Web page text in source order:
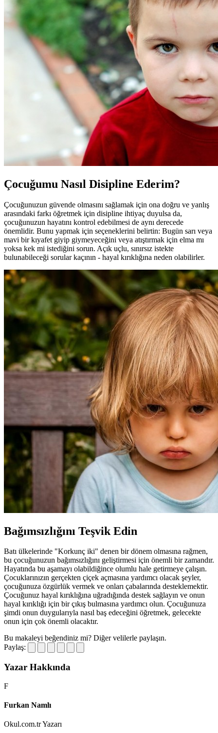
Çocuğumu Nasıl Disipline Ederim?
Çocuğunuzun güvende olmasını sağlamak için ona doğru ve yanlış
arasındaki farkı öğretmek için disipline ihtiyaç duyulsa da,
çocuğunuzun hayatını kontrol edebilmesi de aynı derecede
önemlidir. Bunu yapmak için seçeneklerini belirtin: Bugün sarı veya
mavi bir kıyafet giyip giymeyeceğini veya atıştırmak için elma mı
yoksa kek mi istediğini sorun. Açık uçlu, sınırsız istekte
bulunabileceği sorular kaçının - hayal kırıklığına neden olabilirler.
Bağımsızlığını Teşvik Edin
Batı ülkelerinde "Korkunç iki" denen bir dönem olmasına rağmen,
bu çocuğunuzun bağımsızlığını geliştirmesi için önemli bir zamandır.
Hayatında bu aşamayı olabildiğince olumlu hale getirmeye çalışın.
Çocuklarınızın gerçekten çiçek açmasına yardımcı olacak şeyler,
çocuğunuza özgürlük vermek ve onları çabalarında desteklemektir.
Çocuğunuz hayal kırıklığına uğradığında destek sağlayın ve onun
hayal kırıklığı için bir çıkış bulmasına yardımcı olun. Çocuğunuza
şimdi onun duygularıyla nasıl baş edeceğini öğretmek, gelecekte
onun için çok önemli olacaktır.
Bu makaleyi beğendiniz mi? Diğer velilerle paylaşın.
Paylaş:
Yazar Hakkında
F
Furkan Namlı
Okul.com.tr Yazarı